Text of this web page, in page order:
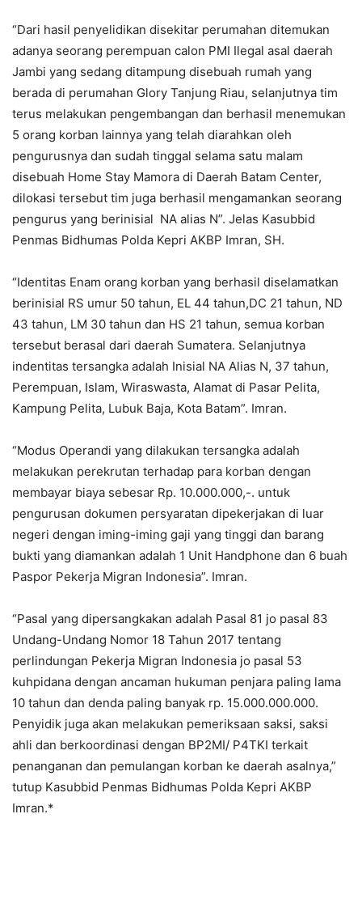
“Dari hasil penyelidikan disekitar perumahan ditemukan
adanya seorang perempuan calon PMI Ilegal asal daerah
Jambi yang sedang ditampung disebuah rumah yang
berada di perumahan Glory Tanjung Riau, selanjutnya tim
terus melakukan pengembangan dan berhasil menemukan
5 orang korban lainnya yang telah diarahkan oleh
pengurusnya dan sudah tinggal selama satu malam
disebuah Home Stay Mamora di Daerah Batam Center,
dilokasi tersebut tim juga berhasil mengamankan seorang
pengurus yang berinisial NA alias N”. Jelas Kasubbid
Penmas Bidhumas Polda Kepri AKBP Imran, SH.
“Identitas Enam orang korban yang berhasil diselamatkan
berinisial RS umur 50 tahun, EL 44 tahun,DC 21 tahun, ND
43 tahun, LM 30 tahun dan HS 21 tahun, semua korban
tersebut berasal dari daerah Sumatera. Selanjutnya
indentitas tersangka adalah Inisial NA Alias N, 37 tahun,
Perempuan, Islam, Wiraswasta, Alamat di Pasar Pelita,
Kampung Pelita, Lubuk Baja, Kota Batam”. Imran.
“Modus Operandi yang dilakukan tersangka adalah
melakukan perekrutan terhadap para korban dengan
membayar biaya sebesar Rp. 10.000.000,-. untuk
pengurusan dokumen persyaratan dipekerjakan di luar
negeri dengan iming-iming gaji yang tinggi dan barang
bukti yang diamankan adalah 1 Unit Handphone dan 6 buah
Paspor Pekerja Migran Indonesia”. Imran.
“Pasal yang dipersangkakan adalah Pasal 81 jo pasal 83
Undang-Undang Nomor 18 Tahun 2017 tentang
perlindungan Pekerja Migran Indonesia jo pasal 53
kuhpidana dengan ancaman hukuman penjara paling lama
10 tahun dan denda paling banyak rp. 15.000.000.000.
Penyidik juga akan melakukan pemeriksaan saksi, saksi
ahli dan berkoordinasi dengan BP2MI/ P4TKI terkait
penanganan dan pemulangan korban ke daerah asalnya,”
tutup Kasubbid Penmas Bidhumas Polda Kepri AKBP
Imran.*